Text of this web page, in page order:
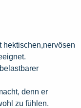
hektischen,nervösen
denn er
zu fühlen.